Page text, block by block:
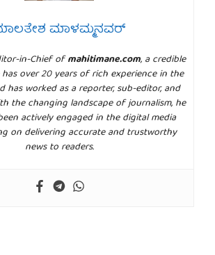
ಮಾಳಮ್ಮನವರ್
in-Chief ofmahitimane.com, a credible
over 20 years of rich experience in the
has worked as a reporter, sub-editor, and
the changing landscape of journalism, he
actively engaged in the digital media
on delivering accurate and trustworthy
news to readers.